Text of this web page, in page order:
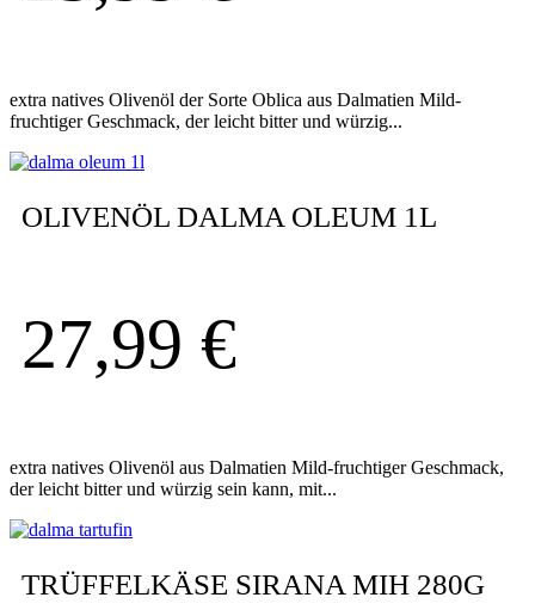
extra natives Olivenöl der Sorte Oblica aus Dalmatien Mild-
fruchtiger Geschmack, der leicht bitter und würzig...
OLIVENÖL DALMA OLEUM 1L
27,99 €
extra natives Olivenöl aus Dalmatien Mild-fruchtiger Geschmack,
der leicht bitter und würzig sein kann, mit...
TRÜFFELKÄSE SIRANA MIH 280G